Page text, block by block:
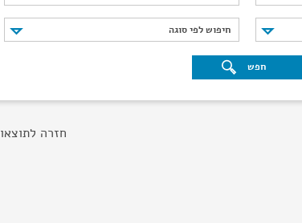
חיפוש לפי סוגה
חיפוש לפי סוגה
חפש
חזרה